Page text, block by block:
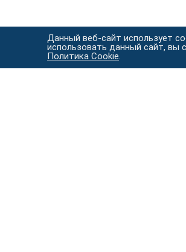
Данный веб-сайт использует
использовать данный сайт, вы
Политика Cookie.